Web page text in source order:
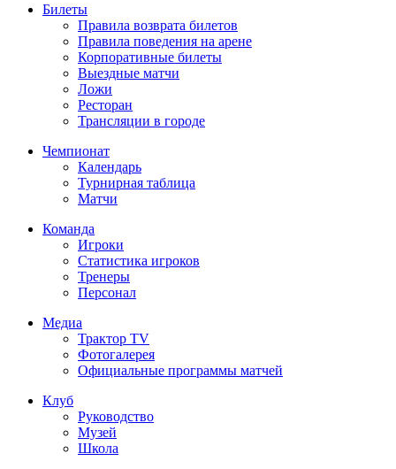
Билеты
Правила возврата билетов
Правила поведения на арене
Корпоративные билеты
Выездные матчи
Ложи
Ресторан
Трансляции в городе
Чемпионат
Календарь
Турнирная таблица
Матчи
Команда
Игроки
Статистика игроков
Тренеры
Персонал
Медиа
Трактор TV
Фотогалерея
Официальные программы матчей
Клуб
Руководство
Музей
Школа